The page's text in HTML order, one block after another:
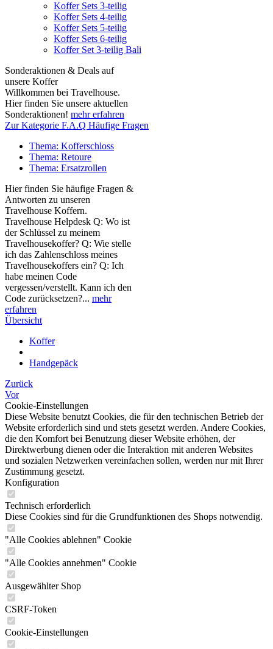
Koffer Sets 3-teilig
Koffer Sets 4-teilig
Koffer Sets 5-teilig
Koffer Sets 6-teilig
Koffer Set 3-teilig Bali
Sonderaktionen & Deals auf
unsere Koffer
Willkommen bei Travelhouse.
Hier finden Sie unsere aktuellen
Sonderaktionen! mehr erfahren
Zur Kategorie F.A.Q Häufige Fragen
Thema: Kofferschloss
Thema: Retoure
Thema: Ersatzrollen
Hier finden Sie häufige Fragen &
Antworten zu unseren
Travelhouse Koffern.
Travelhouse Helpdesk Q: Wo ist
der Schlüssel zu meinem
Travelhousekoffer? Q: Wie stelle
ich das Zahlenschloss meines
Travelhousekoffers ein? Q: Ich
habe meinen Code
vergessen/verstellt. Kann ich den
Code zurücksetzen?... mehr
erfahren
Übersicht
Koffer
Handgepäck
Zurück
Vor
Cookie-Einstellungen
Diese Website benutzt Cookies, die für den technischen Betrieb der
Website erforderlich sind und stets gesetzt werden. Andere Cookies,
die den Komfort bei Benutzung dieser Website erhöhen, der
Direktwerbung dienen oder die Interaktion mit anderen Websites
und sozialen Netzwerken vereinfachen sollen, werden nur mit Ihrer
Zustimmung gesetzt.
Konfiguration
Technisch erforderlich
Diese Cookies sind für die Grundfunktionen des Shops notwendig.
"Alle Cookies ablehnen" Cookie
"Alle Cookies annehmen" Cookie
Ausgewählter Shop
CSRF-Token
Cookie-Einstellungen